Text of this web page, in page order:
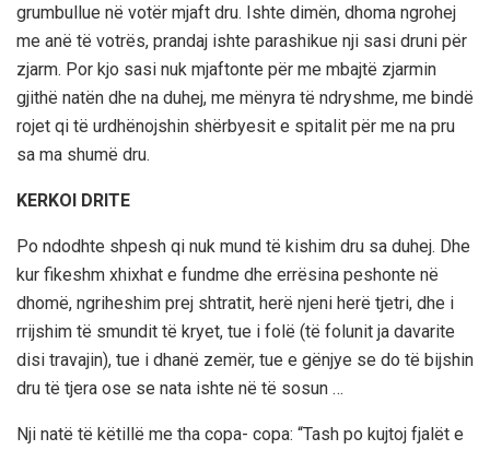
grumbullue në votër mjaft dru. Ishte dimën, dhoma ngrohej
me anë të votrës, prandaj ishte parashikue nji sasi druni për
zjarm. Por kjo sasi nuk mjaftonte për me mbajtë zjarmin
gjithë natën dhe na duhej, me mënyra të ndryshme, me bindë
rojet qi të urdhënojshin shërbyesit e spitalit për me na pru
sa ma shumë dru.
KERKOI DRITE
Po ndodhte shpesh qi nuk mund të kishim dru sa duhej. Dhe
kur fikeshm xhixhat e fundme dhe errësina peshonte në
dhomë, ngriheshim prej shtratit, herë njeni herë tjetri, dhe i
rrijshim të smundit të kryet, tue i folë (të folunit ja davarite
disi travajin), tue i dhanë zemër, tue e gënjye se do të bijshin
dru të tjera ose se nata ishte në të sosun …
Nji natë të këtillë me tha copa- copa: “Tash po kujtoj fjalët e